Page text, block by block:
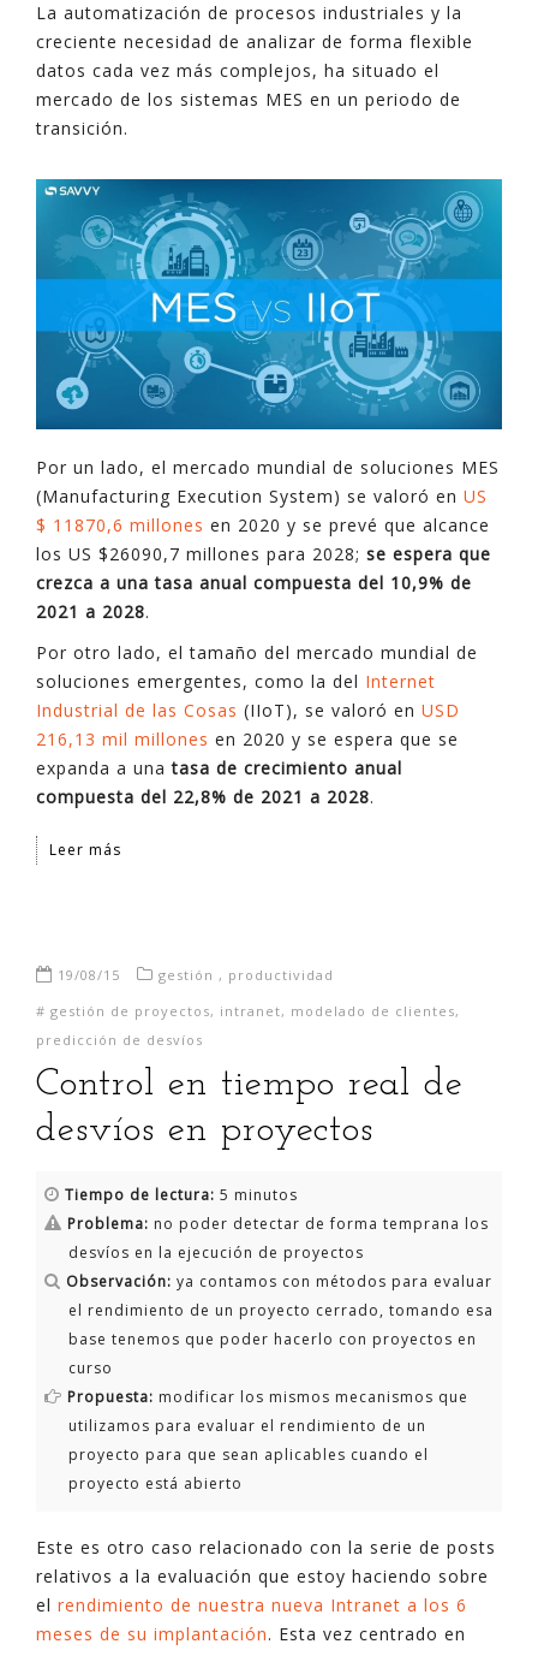
La automatización de procesos industriales y la
creciente necesidad de analizar de forma flexible
datos cada vez más complejos, ha situado el
mercado de los sistemas MES en un periodo de
transición.
Por un lado, el mercado mundial de soluciones MES
(Manufacturing Execution System) se valoró en US
$ 11870,6 millones en 2020 y se prevé que alcance
los US $26090,7 millones para 2028; se espera que
crezca a una tasa anual compuesta del 10,9% de
2021 a 2028.
Por otro lado, el tamaño del mercado mundial de
soluciones emergentes, como la del Internet
Industrial de las Cosas (IIoT), se valoró en USD
216,13 mil millones en 2020 y se espera que se
expanda a unatasa de crecimiento anual
compuesta del 22,8% de 2021 a 2028.
Leer más
19/08/15 gestión , productividad
# gestión de proyectos, intranet, modelado de clientes,
predicción de desvíos
Control en tiempo real de
desvíos en proyectos
Tiempo de lectura: 5 minutos
Problema: no poder detectar de forma temprana los
desvíos en la ejecución de proyectos
Observación: ya contamos con métodos para evaluar
el rendimiento de un proyecto cerrado, tomando esa
base tenemos que poder hacerlo con proyectos en
curso
Propuesta: modificar los mismos mecanismos que
utilizamos para evaluar el rendimiento de un
proyecto para que sean aplicables cuando el
proyecto está abierto
Este es otro caso relacionado con la serie de posts
relativos a la evaluación que estoy haciendo sobre
el rendimiento de nuestra nueva Intranet a los 6
meses de su implantación. Esta vez centrado en